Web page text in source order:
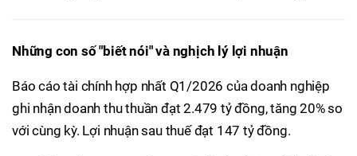
Những con số "biết nói" và nghịch lý lợi nhuận
Báo cáo tài chính hợp nhất Q1/2026 của doanh nghiệp
ghi nhận doanh thu thuần đạt 2.479 tỷ đồng, tăng 20% so
với cùng kỳ. Lợi nhuận sau thuế đạt 147 tỷ đồng.